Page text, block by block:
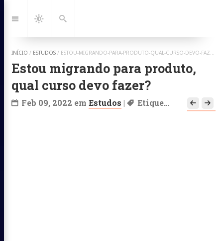
para:
Navegação
Dark
Mode
Busca
INÍCIO / ESTUDOS / ESTOU-MIGRANDO-PARA-PRODUTO-QUAL-CURSO-DEVO-FAZER
Estou migrando para produto,
qual curso devo fazer?
Feb 09, 2022 emEstudos | Etiquetas: Mercado